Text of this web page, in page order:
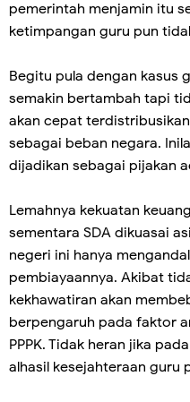
pemerintah menjamin itu
ketimpangan guru pun
Begitu pula dengan kasus
semakin bertambah tapi
akan cepat
sebagai beban negara.
dijadikan sebagai pijakan
Lemahnya kekuatan
sementara SDA dikuasai
negeri ini hanya
pembiayaannya. Akibat
kekhawatiran akan
berpengaruh pada faktor
PPPK. Tidak heran jika
alhasil kesejahteraan guru